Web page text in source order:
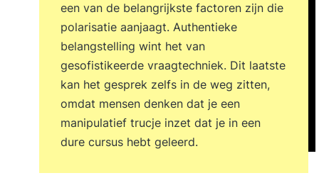
een van de belangrijkste factoren zijn die
polarisatie aanjaagt. Authentieke
belangstelling wint het van
gesofistikeerde vraagtechniek. Dit laatste
kan het gesprek zelfs in de weg zitten,
omdat mensen denken dat je een
manipulatief trucje inzet dat je in een
dure cursus hebt geleerd.